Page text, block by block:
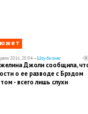
2016, 20:04 —Шоу-бизнес
Джоли сообщила,
о ее разводе с Брэдом
- всего лишь слухи